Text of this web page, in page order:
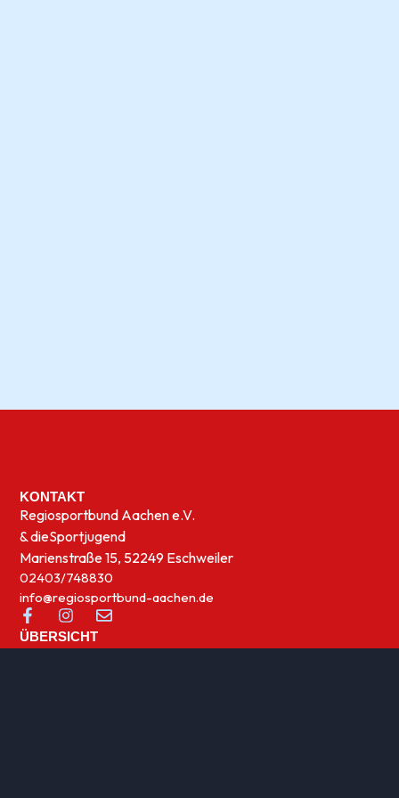
KONTAKT
Regiosportbund Aachen e.V.
& dieSportjugend
Marienstraße 15, 52249 Eschweiler
02403/748830
info@regiosportbund-aachen.de
ÜBERSICHT
Sportwelten